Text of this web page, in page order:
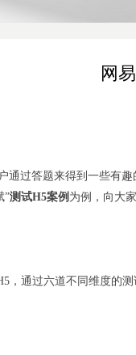
网
通过答题来得到一些有
”测试H5案例 为例，向大
，通过六道不同维度